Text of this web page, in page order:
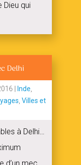
Dieu qui
Delhi
Inde
Villes et
à Delhi…